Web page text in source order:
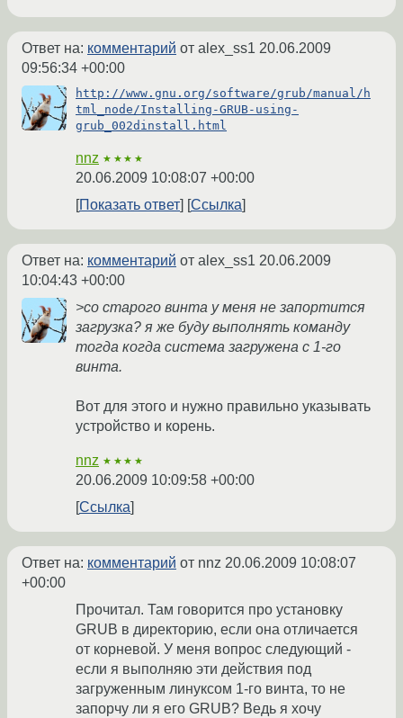
Ответ на: комментарий от alex_ss1 20.06.2009
09:56:34 +00:00
http://www.gnu.org/software/grub/manual/h
tml_node/Installing-GRUB-using-
grub_002dinstall.html
nnz ★★★★
20.06.2009 10:08:07 +00:00
Показать ответ
Ссылка
Ответ на: комментарий от alex_ss1 20.06.2009
10:04:43 +00:00
>со старого винта у меня не запортится
загрузка? я же буду выполнять команду
тогда когда система загружена с 1-го
винта.
Вот для этого и нужно правильно указывать
устройство и корень.
nnz ★★★★
20.06.2009 10:09:58 +00:00
Ссылка
Ответ на: комментарий от nnz 20.06.2009 10:08:07
+00:00
Прочитал. Там говорится про установку
GRUB в директорию, если она отличается
от корневой. У меня вопрос следующий -
если я выполняю эти действия под
загруженным линуксом 1-го винта, то не
запорчу ли я его GRUB? Ведь я хочу